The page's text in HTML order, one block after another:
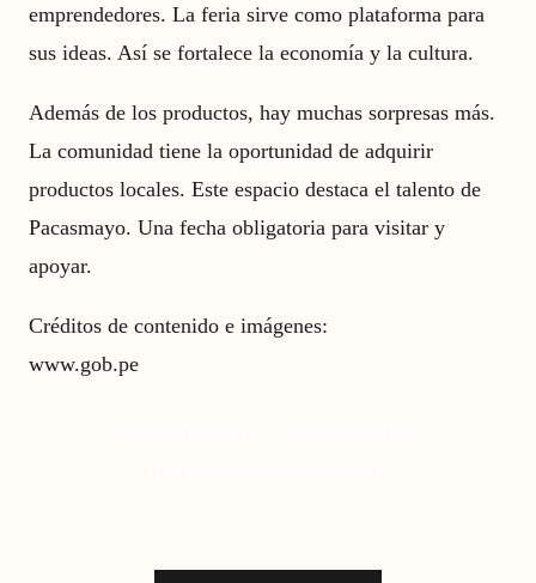
emprendedores. La feria sirve como plataforma para
sus ideas. Así se fortalece la economía y la cultura.
Además de los productos, hay muchas sorpresas más.
La comunidad tiene la oportunidad de adquirir
productos locales. Este espacio destaca el talento de
Pacasmayo. Una fecha obligatoria para visitar y
apoyar.
Créditos de contenido e imágenes:
www.gob.pe